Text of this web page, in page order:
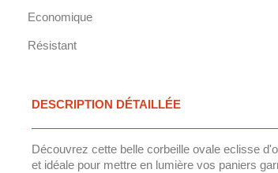
Economique
Résistant
DESCRIPTION DÉTAILLÉE
Découvrez cette belle corbeille ovale eclisse
et idéale pour mettre en lumière vos paniers